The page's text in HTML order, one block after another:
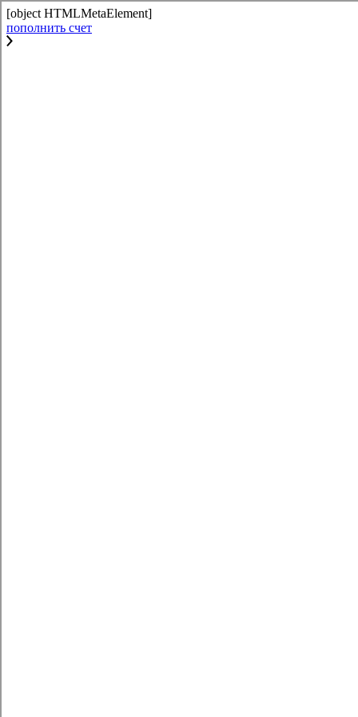
[object HTMLMetaElement]
пополнить счет